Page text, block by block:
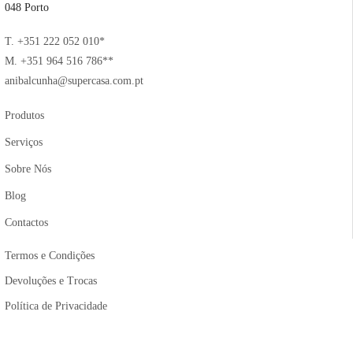
048 Porto
T. +351 222 052 010*
M. +351 964 516 786**
anibalcunha@supercasa.com.pt
Produtos
Serviços
Sobre Nós
Blog
Contactos
Termos e Condições
Devoluções e Trocas
Política de Privacidade